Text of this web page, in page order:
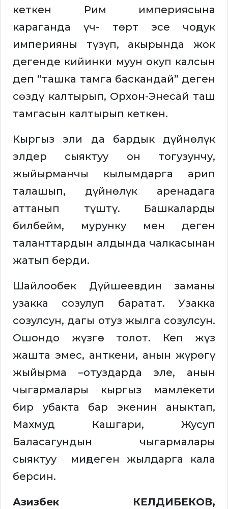
кеткен Рим империясына
караганда үч- төрт эсе чоңдук
империяны түзүп, акырында жок
дегенде кийинки муун окуп калсын
деп “ташка тамга баскандай” деген
сөздү калтырып, Орхон-Энесай таш
тамгасын калтырып кеткен.
Кыргыз эли да бардык дүйнөлүк
элдер сыяктуу он тогузунчу,
жыйырманчы кылымдарга арип
талашып, дүйнөлүк аренадага
аттанып түштү. Башкаларды
билбейм, мурунку мен деген
таланттардын алдында чалкасынан
жатып берди.
Шайлообек Дүйшеевдин заманы
узакка созулуп баратат. Узакка
созулсун, дагы отуз жылга созулсун.
Ошондо жүзгө толот. Кеп жүз
жашта эмес, анткени, анын жүрөгү
жыйырма –отуздарда эле, анын
чыгармалары кыргыз мамлекети
бир убакта бар экенин аныктап,
Махмуд Кашгари, Жусуп
Баласагундын чыгармалары
сыяктуу миңдеген жылдарга кала
берсин.
Азизбек КЕЛДИБЕКОВ,